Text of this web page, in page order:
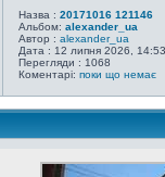
Назва : 20171016 121146
Альбом: alexander_ua
Автор : alexander_ua
Дата : 12 липня 2026, 14:53
Перегляди : 1068
Коментарі: поки що немає